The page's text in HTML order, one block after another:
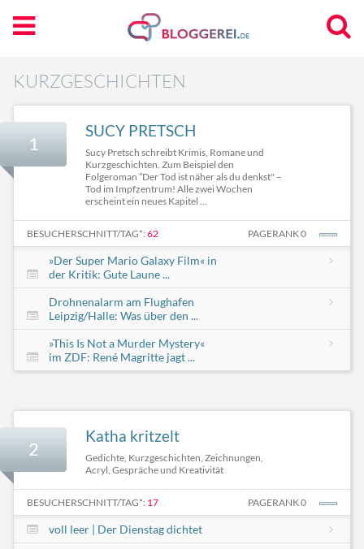
KURZGESCHICHTEN
1
SUCY PRETSCH
Sucy Pretsch schreibt Krimis, Romane und
Kurzgeschichten. Zum Beispiel den
Folgeroman ”Der Tod ist näher als du denkst" –
Tod im Impfzentrum! Alle zwei Wochen
erscheint ein neues Kapitel ...
BESUCHERSCHNITT/TAG*: 62 PAGERANK 0
»Der Super Mario Galaxy Film« in
der Kritik: Gute Laune ...
Drohnenalarm am Flughafen
Leipzig/Halle: Was über den ...
»This Is Not a Murder Mystery«
im ZDF: René Magritte jagt ...
2
Katha kritzelt
Gedichte, Kurzgeschichten, Zeichnungen,
Acryl, Gespräche und Kreativität
BESUCHERSCHNITT/TAG*: 17 PAGERANK 0
voll leer | Der Dienstag dichtet